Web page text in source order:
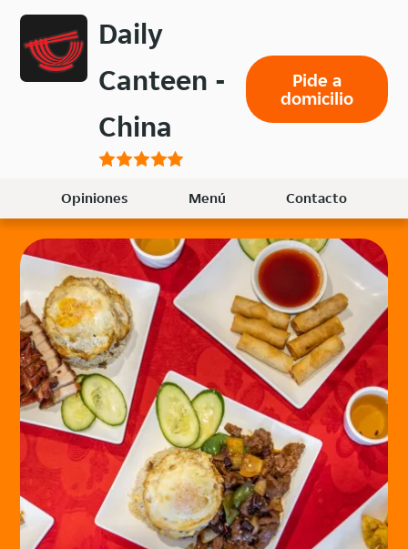
Volver
menú
principal
Daily
Canteen -
China
Pide a
domicilio
Opiniones Menú Contacto